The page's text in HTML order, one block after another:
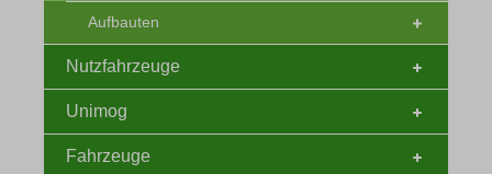
Aufbauten
Nutzfahrzeuge
Unimog
Fahrzeuge